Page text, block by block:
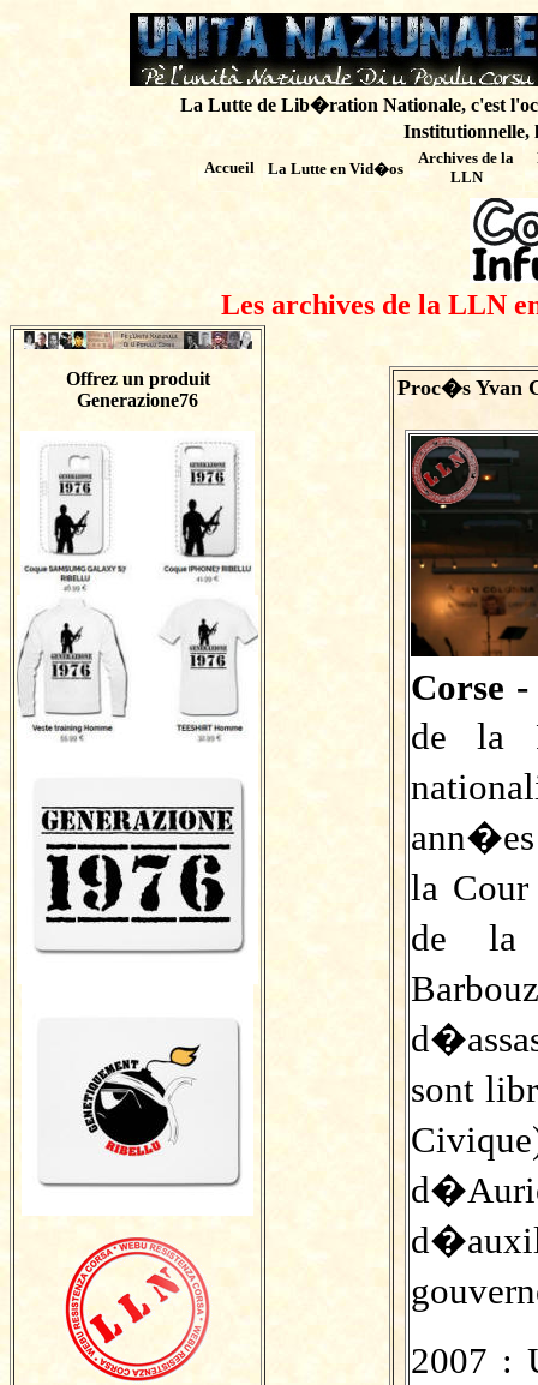
La Lutte de Lib�ration Nationale, c'est
Institutionnelle,
Accueil La Lutte en Vid�os
Archives de la
LLN
Les archives de la LLN
Offrez un produit
Generazione76
Proc�s Yvan
Corse
de la
la
de la
sont
2007 :